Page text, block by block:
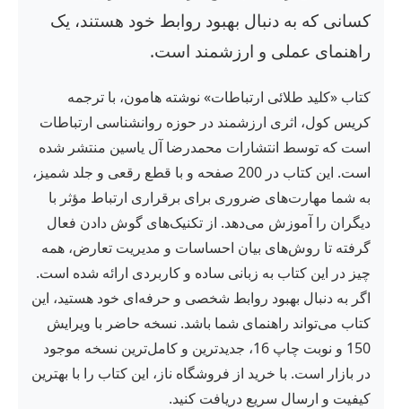
کسانی که به دنبال بهبود روابط خود هستند، یک
راهنمای عملی و ارزشمند است.
کتاب «کلید طلائی ارتباطات» نوشته هامون، با ترجمه
کریس کول، اثری ارزشمند در حوزه روانشناسی ارتباطات
است که توسط انتشارات محمدرضا آل یاسین منتشر شده
است. این کتاب در 200 صفحه و با قطع رقعی و جلد شمیز،
به شما مهارت‌های ضروری برای برقراری ارتباط مؤثر با
دیگران را آموزش می‌دهد. از تکنیک‌های گوش دادن فعال
گرفته تا روش‌های بیان احساسات و مدیریت تعارض، همه
چیز در این کتاب به زبانی ساده و کاربردی ارائه شده است.
اگر به دنبال بهبود روابط شخصی و حرفه‌ای خود هستید، این
کتاب می‌تواند راهنمای شما باشد. نسخه حاضر با ویرایش
150 و نوبت چاپ 16، جدیدترین و کامل‌ترین نسخه موجود
در بازار است. با خرید از فروشگاه ناز، این کتاب را با بهترین
کیفیت و ارسال سریع دریافت کنید.